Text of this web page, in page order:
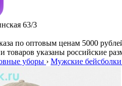
63/3
по оптовым ценам 5000
указаны российские
уборы › Мужские бейсболки